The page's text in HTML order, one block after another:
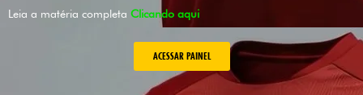
Leia a matéria completa Clicando aqui
ACESSAR PAINEL